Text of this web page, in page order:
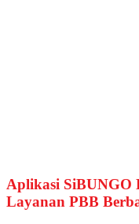
Aplikasi SiBUNGO
Layanan PBB